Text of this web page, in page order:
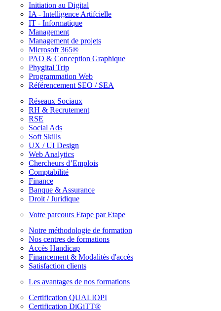
Initiation au Digital
IA - Intelligence Artifcielle
IT - Informatique
Management
Management de projets
Microsoft 365®
PAO & Conception Graphique
Phygital Trip
Programmation Web
Référencement SEO / SEA
Réseaux Sociaux
RH & Recrutement
RSE
Social Ads
Soft Skills
UX / UI Design
Web Analytics
Chercheurs d’Emplois
Comptabilité
Finance
Banque & Assurance
Droit / Juridique
Votre parcours Etape par Etape
Notre méthodologie de formation
Nos centres de formations
Accès Handicap
Financement & Modalités d'accès
Satisfaction clients
Les avantages de nos formations
Certification QUALIOPI
Certification DiGiTT®